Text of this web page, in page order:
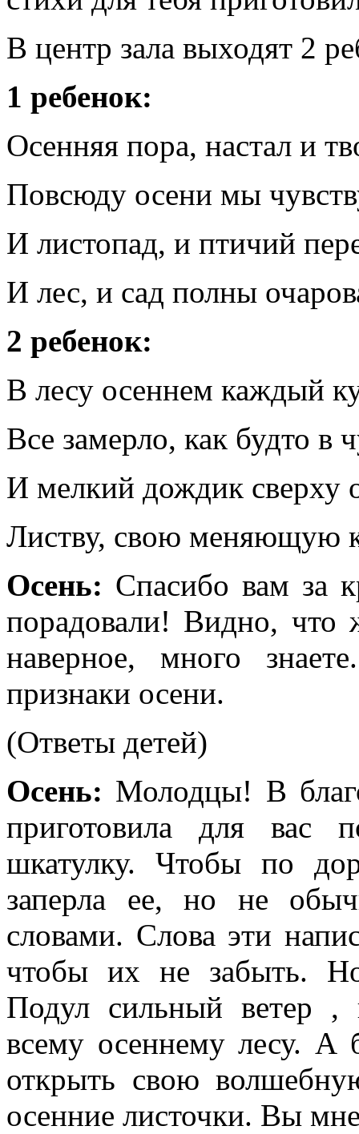
В центр зала выходят 2
1 ребенок:
Осенняя пора, настал и
Повсюду осени мы
И листопад, и птичий
И лес, и сад полны
2 ребенок:
В лесу осеннем каждый
Все замерло, как будто в
И мелкий дождик сверху
Листву, свою меняющую
Осень: Спасибо вам за
порадовали! Видно, что
наверное, много
признаки осени.
(Ответы детей)
Осень: Молодцы! В
приготовила для вас
шкатулку. Чтобы по
заперла ее, но не
словами. Слова эти
чтобы их не забыть.
Подул сильный ветер ,
всему осеннему лесу. А
открыть свою
осенние листочки. Вы